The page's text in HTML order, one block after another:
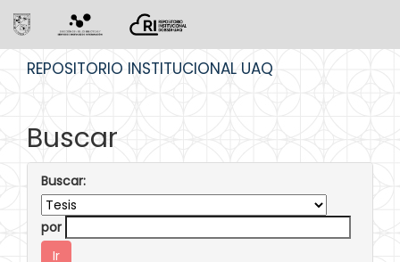
REPOSITORIO INSTITUCIONAL UAQ
Buscar
Buscar:
por